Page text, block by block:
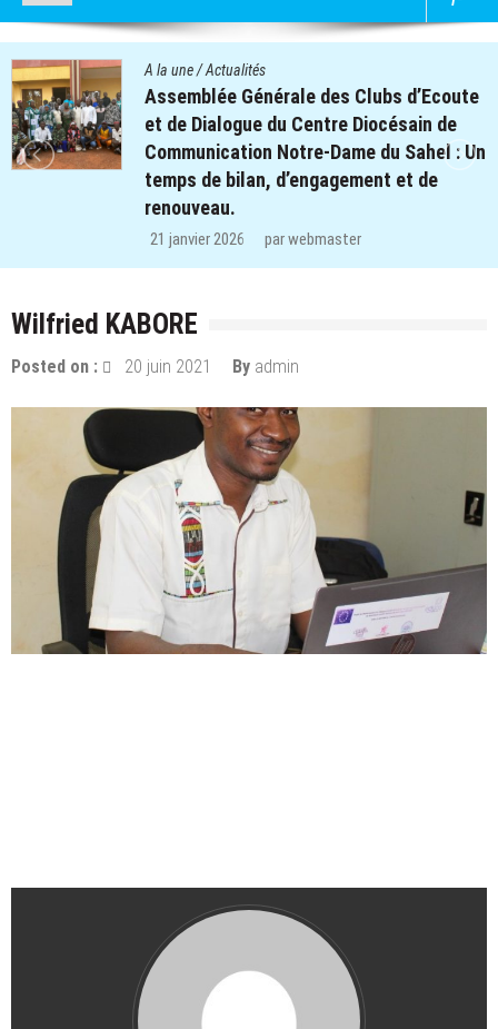
Actualités
Générale des Clubs d’Ecoute
du Centre Diocésain de
Notre-Dame du Sahel : Un
bilan, d’engagement et de
webmaster
des
Wilfried KABORE
Posted on : 20 juin 2021 By admin